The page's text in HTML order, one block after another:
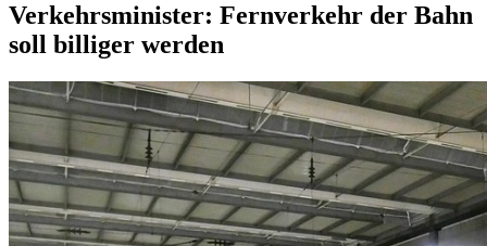
Verkehrsminister: Fernverkehr der Bahn
soll billiger werden